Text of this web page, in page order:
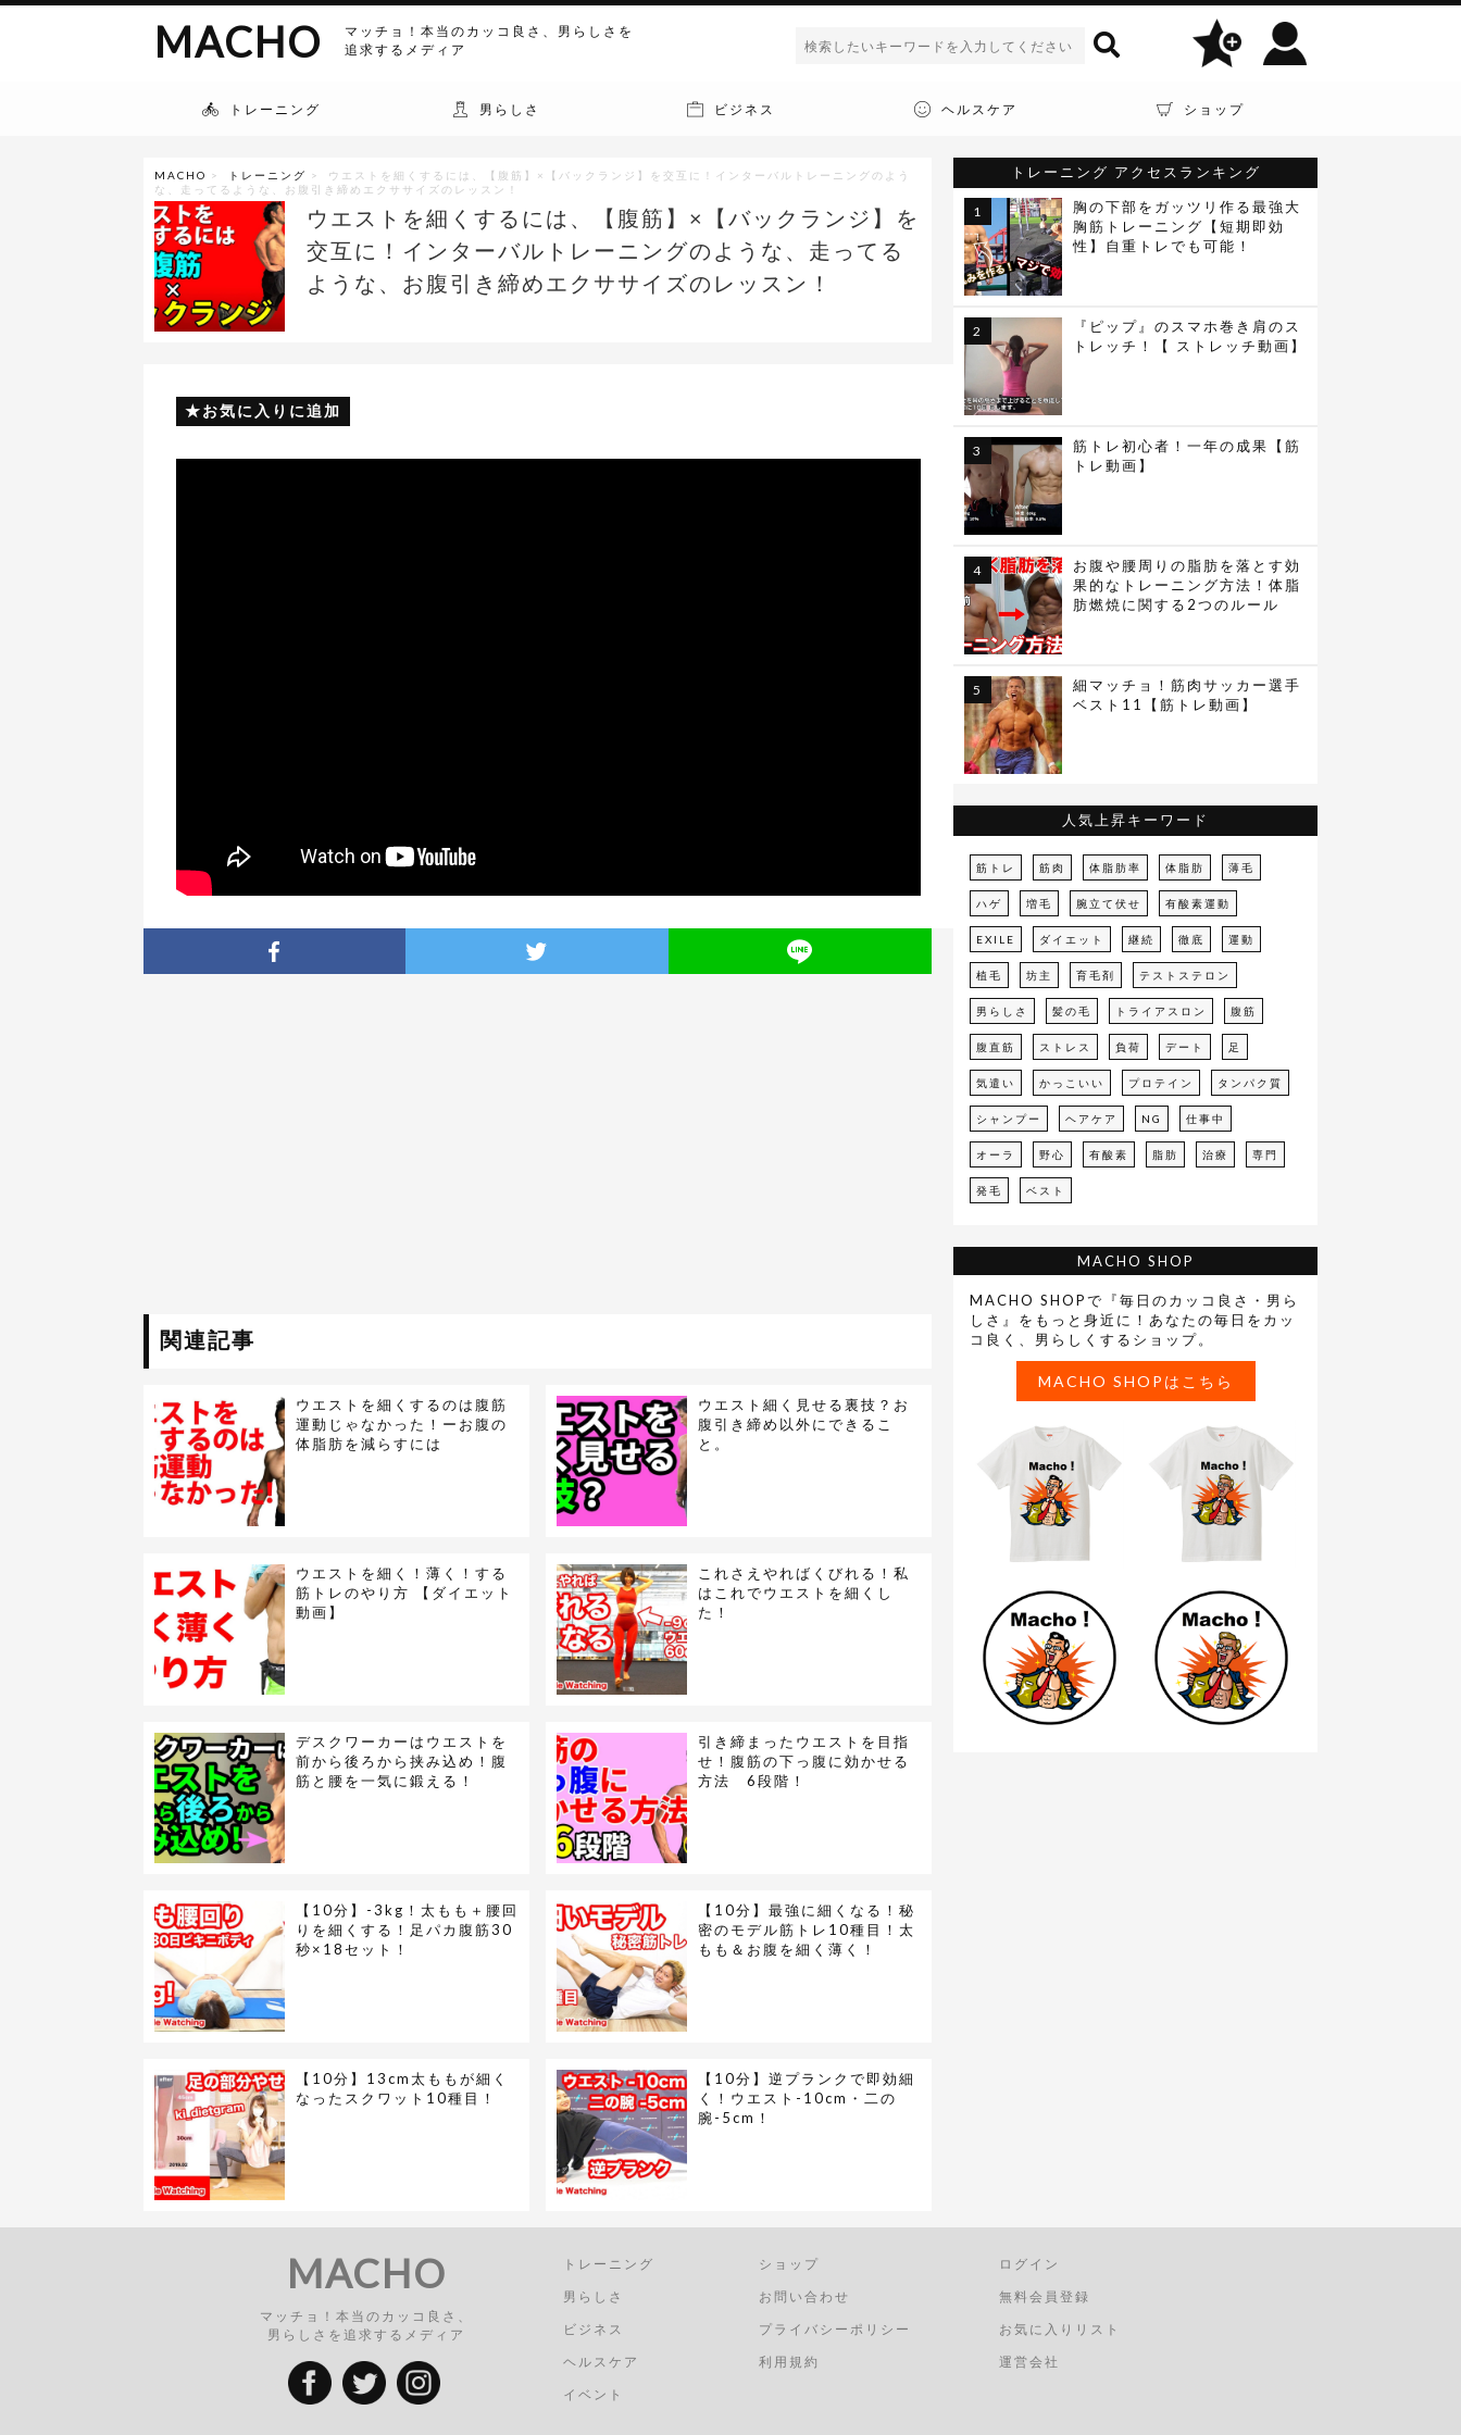
マッチョ！本当のカッコ良さ、男らしさを
追求するメディア
MACHO
トレーニング 男らしさ ビジネス ヘルスケア ショップ
MACHO > トレーニング > ウエストを細くするには、【腹筋】×【バックランジ】を交互に！インターバルトレーニングのよう
な、走ってるような、お腹引き締めエクササイズのレッスン！
ウエストを細くするには、【腹筋】×【バックランジ】を
交互に！インターバルトレーニングのような、走ってる
ような、お腹引き締めエクササイズのレッスン！
お気に入りに追加
関連記事
ウエストを細くするのは腹筋
運動じゃなかった！ーお腹の
体脂肪を減らすには
ウエスト細く見せる裏技？お
腹引き締め以外にできるこ
と。
ウエストを細く！薄く！する
筋トレのやり方 【ダイエット
動画】
これさえやればくびれる！私
はこれでウエストを細くし
た！
デスクワーカーはウエストを
前から後ろから挟み込め！腹
筋と腰を一気に鍛える！
引き締まったウエストを目指
せ！腹筋の下っ腹に効かせる
方法 6段階！
【10分】-3kg！太もも＋腰回
りを細くする！足パカ腹筋30
秒×18セット！
【10分】最強に細くなる！秘
密のモデル筋トレ10種目！太
もも＆お腹を細く薄く！
【10分】13cm太ももが細く
なったスクワット10種目！
【10分】逆プランクで即効細
く！ウエスト-10cm・二の
腕-5cm！
トレーニング アクセスランキング
胸の下部をガッツリ作る最強大
胸筋トレーニング【短期即効
性】自重トレでも可能！
『ピップ』のスマホ巻き肩のス
トレッチ！【 ストレッチ動画】
筋トレ初心者！一年の成果【筋
トレ動画】
お腹や腰周りの脂肪を落とす効
果的なトレーニング方法！体脂
肪燃焼に関する2つのルール
細マッチョ！筋肉サッカー選手
ベスト11【筋トレ動画】
人気上昇キーワード
筋トレ 筋肉 体脂肪率 体脂肪 薄毛
ハゲ 増毛 腕立て伏せ 有酸素運動
EXILE ダイエット 継続 徹底 運動
植毛 坊主 育毛剤 テストステロン
男らしさ 髪の毛 トライアスロン 腹筋
腹直筋 ストレス 負荷 デート 足
気遣い かっこいい プロテイン タンパク質
シャンプー ヘアケア NG 仕事中
オーラ 野心 有酸素 脂肪 治療 専門
発毛 ベスト
MACHO SHOP
MACHO SHOPで『毎日のカッコ良さ・男ら
しさ』をもっと身近に！あなたの毎日をカッ
コ良く、男らしくするショップ。
MACHO SHOPはこちら
MACHO
マッチョ！本当のカッコ良さ、
男らしさを追求するメディア
トレーニング
男らしさ
ビジネス
ヘルスケア
イベント
ショップ
お問い合わせ
プライバシーポリシー
利用規約
ログイン
無料会員登録
お気に入りリスト
運営会社